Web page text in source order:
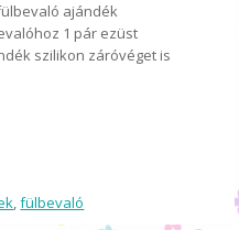
ajándék
1 pár ezüst
szilikon záróvéget is
,fülbevaló